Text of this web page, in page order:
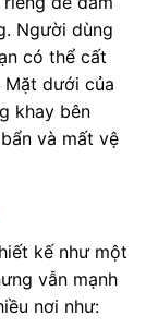
Người dùng
có thể cất
dưới của
khay bên
và mất vệ
kế như một
vẫn mạnh
nơi như: